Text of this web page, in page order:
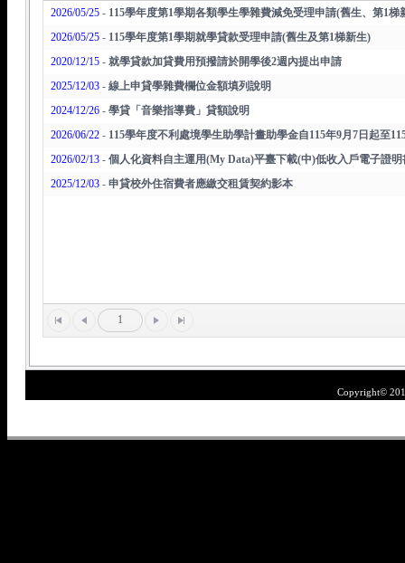
2026/05/25- 115學年度第1學期各類學生學雜費減免受理申請(舊生、第1梯
2026/05/25- 115學年度第1學期就學貸款受理申請(舊生及第1梯新生)
2020/12/15- 就學貸款加貸費用預撥請於開學後2週內提出申請
2025/12/03- 線上申貸學雜費欄位金額填列說明
2024/12/26- 學貸「音樂指導費」貸額說明
2026/06/22- 115學年度不利處境學生助學計畫助學金自115年9月7日起至
2026/02/13- 個人化資料自主運用(My Data)平臺下載(中)低收入戶電子證
2025/12/03- 申貸校外住宿費者應繳交租賃契約影本
1
Copyright©